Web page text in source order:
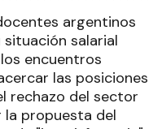
argentinos
salarial
encuentros
las posiciones
rechazo del sector
propuesta del